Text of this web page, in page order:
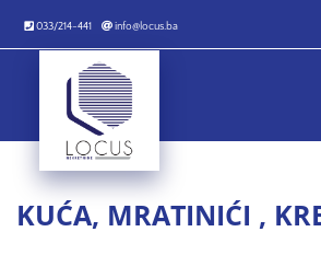
033/214-441 info@locus.ba
KUĆA, MRATINIĆI ,